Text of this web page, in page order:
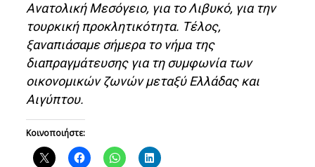
Ανατολική Μεσόγειο, για το Λιβυκό, για την
τουρκική προκλητικότητα. Τέλος,
ξαναπιάσαμε σήμερα το νήμα της
διαπραγμάτευσης για τη συμφωνία των
οικονομικών ζωνών μεταξύ Ελλάδας και
Αιγύπτου.
Κοινοποιήστε: